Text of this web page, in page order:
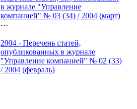
в журнале "Управление
компанией" № 03 (34) / 2004 (март)
⋯
2004 - Перечень статей,
опубликованных в журнале
"Управление компанией" № 02 (33)
/ 2004 (февраль)